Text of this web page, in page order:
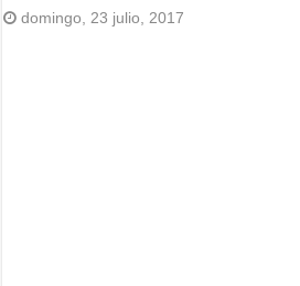
domingo, 23 julio, 2017